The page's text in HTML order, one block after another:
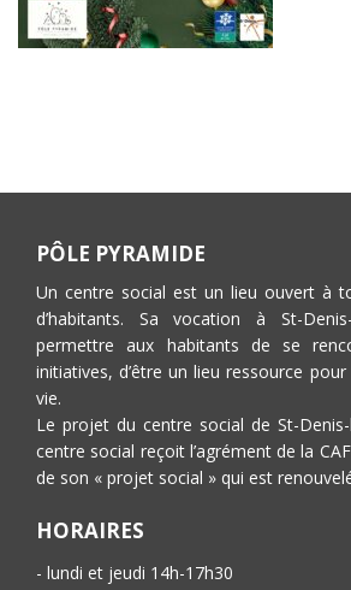
PÔLE PYRAMIDE
Un centre social est un lieu ouvert à
d’habitants. Sa vocation à St-
permettre aux habitants de se
initiatives, d’être un lieu ressource
vie.
Le projet du centre social de St-
centre social reçoit l’agrément de la
de son « projet social » qui est
HORAIRES
- lundi et jeudi 14h-17h30